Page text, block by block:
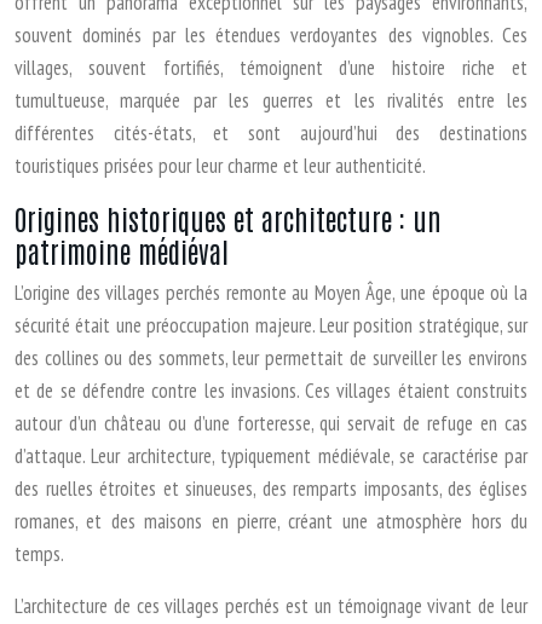
souvent dominés par les étendues verdoyantes des vignobles. Ces
villages, souvent fortifiés, témoignent d’une histoire riche et
tumultueuse, marquée par les guerres et les rivalités entre les
différentes cités-états, et sont aujourd’hui des destinations
touristiques prisées pour leur charme et leur authenticité.
Origines historiques et architecture : un
patrimoine médiéval
L’origine des villages perchés remonte au Moyen Âge, une époque où la
sécurité était une préoccupation majeure. Leur position stratégique, sur
des collines ou des sommets, leur permettait de surveiller les environs
et de se défendre contre les invasions. Ces villages étaient construits
autour d’un château ou d’une forteresse, qui servait de refuge en cas
d’attaque. Leur architecture, typiquement médiévale, se caractérise par
des ruelles étroites et sinueuses, des remparts imposants, des églises
romanes, et des maisons en pierre, créant une atmosphère hors du
temps.
L’architecture de ces villages perchés est un témoignage vivant de leur